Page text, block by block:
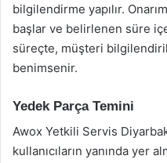
bilgilendirme yapılır.
başlar ve belirlenen süre
süreçte, müşteri
benimsenir.
Yedek Parça Temini
Awox Yetkili Servis
kullanıcıların yanında yer